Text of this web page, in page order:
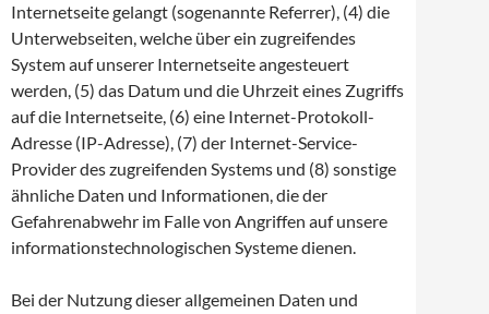
Internetseite gelangt (sogenannte Referrer), (4) die
Unterwebseiten, welche über ein zugreifendes
System auf unserer Internetseite angesteuert
werden, (5) das Datum und die Uhrzeit eines Zugriffs
auf die Internetseite, (6) eine Internet-Protokoll-
Adresse (IP-Adresse), (7) der Internet-Service-
Provider des zugreifenden Systems und (8) sonstige
ähnliche Daten und Informationen, die der
Gefahrenabwehr im Falle von Angriffen auf unsere
informationstechnologischen Systeme dienen.
Bei der Nutzung dieser allgemeinen Daten und